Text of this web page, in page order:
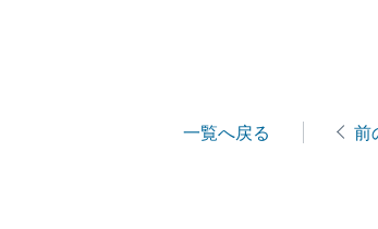
一覧へ戻る 前